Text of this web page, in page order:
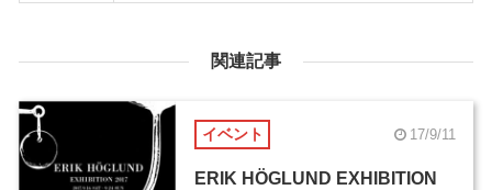
関連記事
イベント 17/9/11
ERIK HÖGLUND EXHIBITION